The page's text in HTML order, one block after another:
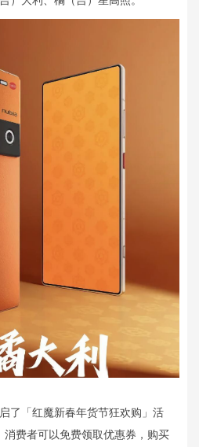
了「红魔新春年货节狂欢购」活
消费者可以免费领取优惠券，购买